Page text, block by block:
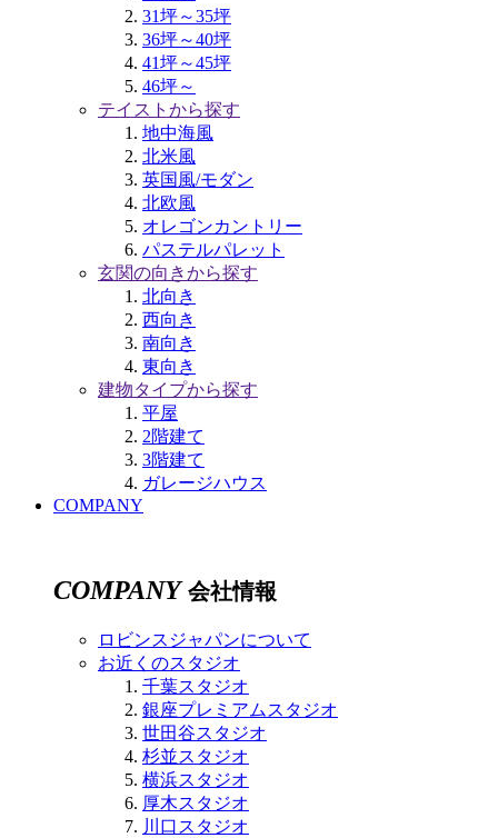
31坪～35坪
36坪～40坪
41坪～45坪
46坪～
テイストから探す
地中海風
北米風
英国風/モダン
北欧風
オレゴンカントリー
パステルパレット
玄関の向きから探す
北向き
西向き
南向き
東向き
建物タイプから探す
平屋
2階建て
3階建て
ガレージハウス
COMPANY
COMPANY 会社情報
ロビンスジャパンについて
お近くのスタジオ
千葉スタジオ
銀座プレミアムスタジオ
世田谷スタジオ
杉並スタジオ
横浜スタジオ
厚木スタジオ
川口スタジオ